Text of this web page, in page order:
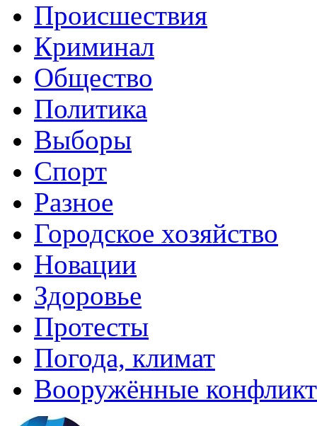
Происшествия
Криминал
Общество
Политика
Выборы
Спорт
Разное
Городское хозяйство
Новации
Здоровье
Протесты
Погода, климат
Вооружённые